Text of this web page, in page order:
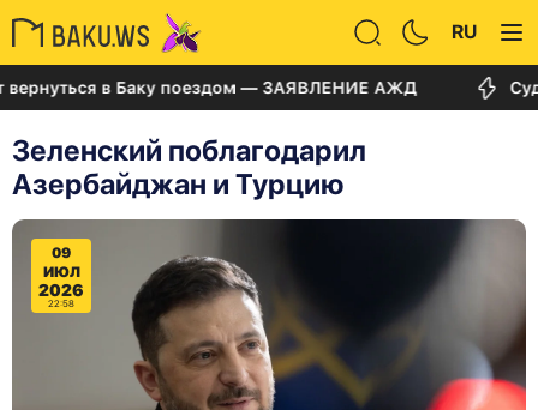
RU
в Баку поездом — ЗАЯВЛЕНИЕ АЖД Суд по
Зеленский поблагодарил
Азербайджан и Турцию
09
ИЮЛ
2026
22:58